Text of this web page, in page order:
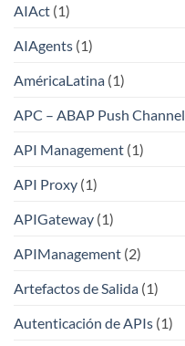
AIAct (1)
AIAgents (1)
AméricaLatina (1)
APC – ABAP Push Channel
API Management (1)
API Proxy (1)
APIGateway (1)
APIManagement (2)
Artefactos de Salida (1)
Autenticación de APIs (1)